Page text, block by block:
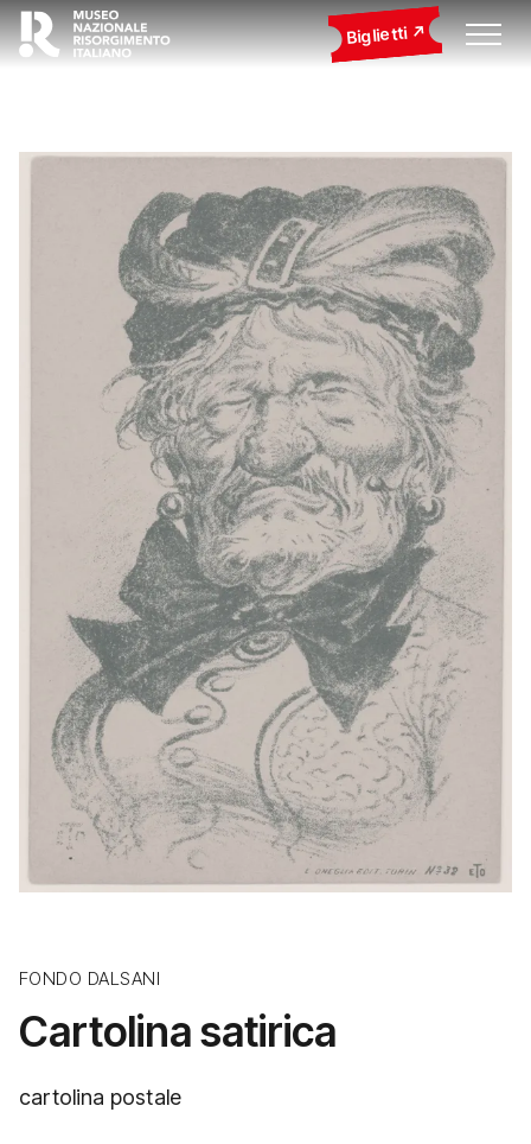
Biglietti
FONDO DALSANI
Cartolina satirica
cartolina postale